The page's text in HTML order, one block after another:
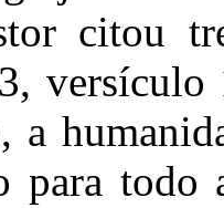
citou
versículo
a
todo